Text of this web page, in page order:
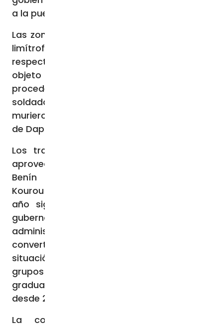
a la puesta en marcha del proyecto.
Las zonas septentrionales de Togo y Benín,
limítrofes entre sí y cercanas a sus
respectivas fronteras con Burkina Faso, son
objeto de tráfico y atentados terroristas
procedentes de Burkina. El 12 de julio, 12
soldados de las fuerzas armadas togolesas
murieron en un atentado yihadista no lejos
de Dapaong.
Los traficantes y terroristas también se
aprovechan del conflicto fronterizo entre
Benín y Burkina Faso en la región de
Kourou-Koualou, que hasta febrero de este
año significaba que no había presencia
gubernamental en la zona. Debido al vacío
administrativo y de seguridad, la zona se ha
convertido de facto en un área sin ley. Esta
situación ha allanado el camino a los
grupos extremistas, que se han establecido
gradualmente en el este de Burkina Faso
desde 2018.
La colaboración entre traficantes y